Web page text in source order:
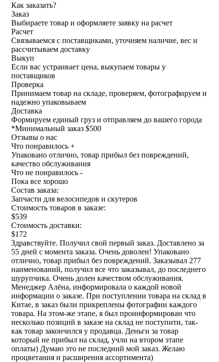
Как заказать?
Заказ
Выбираете товар и оформляете заявку на расчет
Расчет
Связываемся с поставщиками, уточняем наличие, вес и
рассчитываем доставку
Выкуп
Если вас устраивает цена, выкупаем товары у
поставщиков
Проверка
Принимаем товар на складе, проверяем, фотографируем и
надежно упаковываем
Доставка
Формируем единый груз и отправляем до вашего города
*Минимальный заказ $500
Отзывы о нас
Что понравилось +
Упаковано отлично, товар прибыл без повреждений,
качество обслуживания
Что не понравилось -
Пока все хорошо
Состав заказа:
Запчасти для велосипедов и скутеров
Стоимость товаров в заказе:
$539
Стоимость доставки:
$172
Здравствуйте. Получил свой первый заказ. Доставлено за
55 дней с момента заказа. Очень доволен! Упаковано
отлично, товар прибыл без повреждений. Заказывал 277
наименований, получил все что заказывал, до последнего
шурупчика. Очень долен качеством обслуживания.
Менеджер Алёна, информировала о каждой новой
информации о заказе. При поступлении товара на склад в
Китае, в заказ были прикреплены фотографии каждого
товара. На этом-же этапе, я был проинформирован что
несколько позиций в заказе на склад не поступити, так-
как товар закончился у продавца. Деньги за товар
который не прибыл на склад, учли на втором этапе
оплаты) Думаю это не последний мой заказ. Желаю
процветания и расширения ассортимента)